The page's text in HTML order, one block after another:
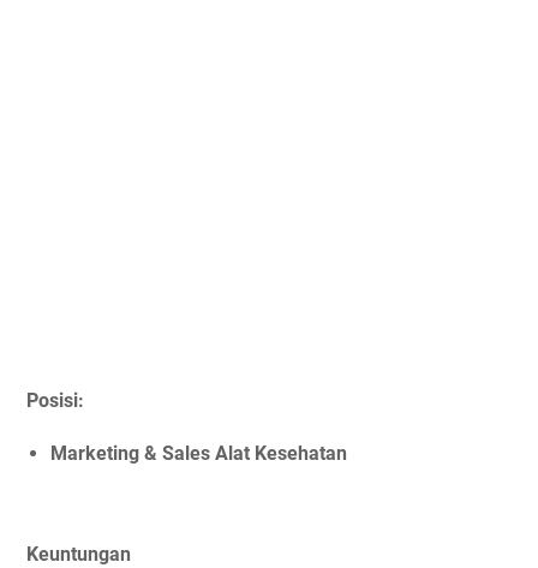
Posisi:
Marketing & Sales Alat Kesehatan
Keuntungan